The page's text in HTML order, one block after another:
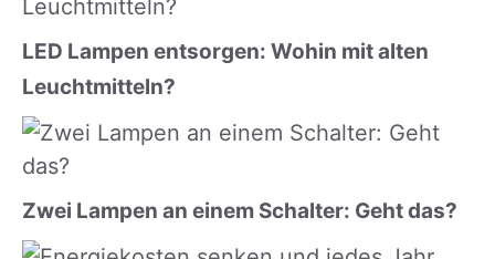
LED Lampen entsorgen: Wohin mit alten
Leuchtmitteln?
Zwei Lampen an einem Schalter: Geht das?